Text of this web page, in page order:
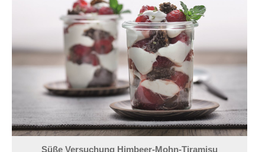
Süße Versuchung Himbeer-Mohn-Tiramisu